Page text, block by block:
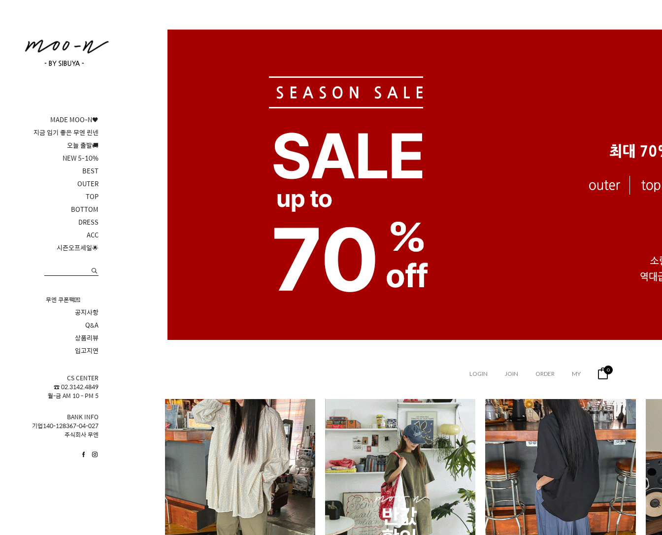
LOGIN JOIN ORDER MY 0
MADE MOO-N🖤
지금 입기 좋은 무엔 린넨
오늘 출발🚚
NEW 5-10%
BEST
OUTER
TOP
BOTTOM
DRESS
ACC
시즌오프세일🌟
무엔 쿠폰팩💌
공지사항
Q&A
상품리뷰
입고지연
CS CENTER
☎ 02.3142.4849
월-금 AM 10 - PM 5
BANK INFO
기업140-128367-04-027
주식회사 무엔